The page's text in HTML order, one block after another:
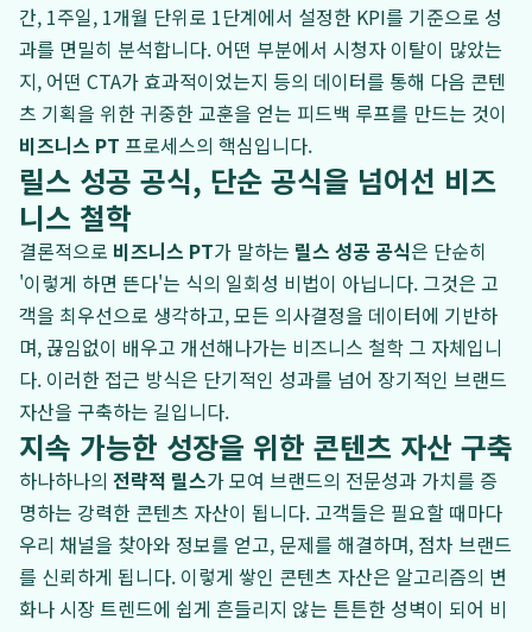
간, 1주일, 1개월 단위로 1단계에서 설정한 KPI를 기준으로 성
과를 면밀히 분석합니다. 어떤 부분에서 시청자 이탈이 많았는
지, 어떤 CTA가 효과적이었는지 등의 데이터를 통해 다음 콘텐
츠 기획을 위한 귀중한 교훈을 얻는 피드백 루프를 만드는 것이
비즈니스 PT 프로세스의 핵심입니다.
릴스 성공 공식, 단순 공식을 넘어선 비즈
니스 철학
결론적으로 비즈니스 PT가 말하는 릴스 성공 공식은 단순히
'이렇게 하면 뜬다'는 식의 일회성 비법이 아닙니다. 그것은 고
객을 최우선으로 생각하고, 모든 의사결정을 데이터에 기반하
며, 끊임없이 배우고 개선해나가는 비즈니스 철학 그 자체입니
다. 이러한 접근 방식은 단기적인 성과를 넘어 장기적인 브랜드
자산을 구축하는 길입니다.
지속 가능한 성장을 위한 콘텐츠 자산 구축
하나하나의 전략적 릴스가 모여 브랜드의 전문성과 가치를 증
명하는 강력한 콘텐츠 자산이 됩니다. 고객들은 필요할 때마다
우리 채널을 찾아와 정보를 얻고, 문제를 해결하며, 점차 브랜드
를 신뢰하게 됩니다. 이렇게 쌓인 콘텐츠 자산은 알고리즘의 변
화나 시장 트렌드에 쉽게 흔들리지 않는 튼튼한 성벽이 되어 비